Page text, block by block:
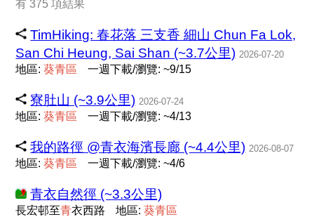
有 375 項結果
TimHiking: 春花落 三支香 細山 Chun Fa Lok,
San Chi Heung, Sai Shan (~3.7公里) 2026-07-20
地區:葵青區 一週下載/瀏覽: ~9/15
寮肚山 (~3.9公里) 2026-07-24
地區:葵青區 一週下載/瀏覽: ~4/13
我的路徑 @青衣海濱長廊 (~4.4公里) 2026-08-07
地區:葵青區 一週下載/瀏覽: ~4/6
青衣自然徑 (~3.3公里)
長宏邨至青衣西路 地區:葵青區